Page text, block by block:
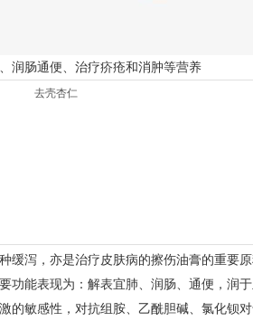
润肠通便、治疗疥疮和消肿等营养
去壳杏仁
缓泻，亦是治疗皮肤病的擦伤油膏的重要
功能表现为：解表宜肺、润肠、通便，润
的敏感性，对抗组胺、乙酰胆碱、氯化钡